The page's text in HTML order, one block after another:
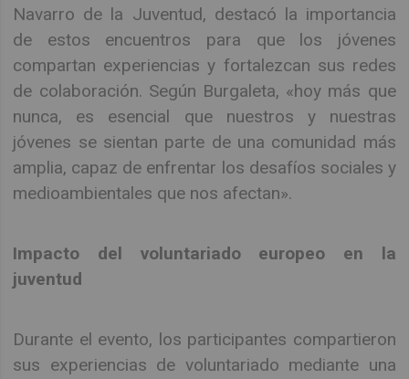
Navarro de la Juventud, destacó la importancia
de estos encuentros para que los jóvenes
compartan experiencias y fortalezcan sus redes
de colaboración. Según Burgaleta, «hoy más que
nunca, es esencial que nuestros y nuestras
jóvenes se sientan parte de una comunidad más
amplia, capaz de enfrentar los desafíos sociales y
medioambientales que nos afectan».
Impacto del voluntariado europeo en la
juventud
Durante el evento, los participantes compartieron
sus experiencias de voluntariado mediante una